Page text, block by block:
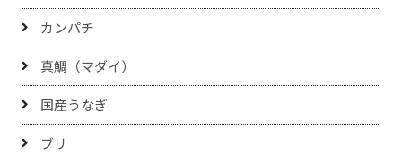
カンパチ
真鯛（マダイ）
国産うなぎ
ブリ